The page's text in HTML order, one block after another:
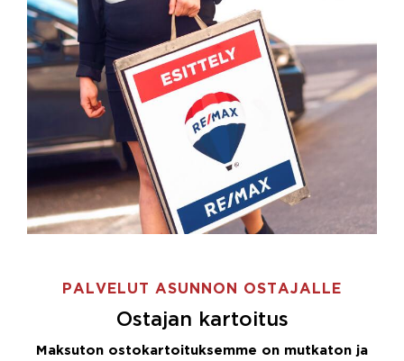
PALVELUT ASUNNON OSTAJALLE
Ostajan kartoitus
Maksuton ostokartoituksemme on mutkaton ja